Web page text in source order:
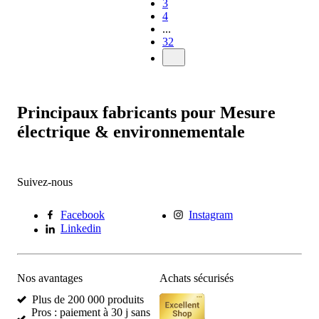
3
4
...
32
Principaux fabricants pour Mesure
électrique & environnementale
Suivez-nous
Facebook
Instagram
Linkedin
Nos avantages
Plus de 200 000 produits
Pros : paiement à 30 j sans
Achats sécurisés